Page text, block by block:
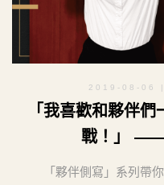
2019-08-06
「我喜歡和夥伴
戰！」
「夥伴側寫」系列帶你